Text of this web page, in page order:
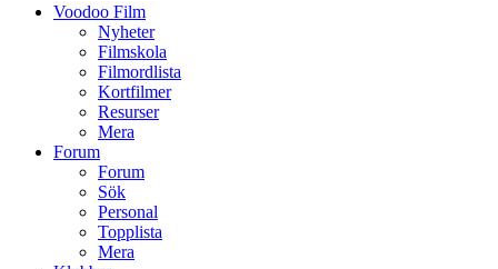
Voodoo Film
Nyheter
Filmskola
Filmordlista
Kortfilmer
Resurser
Mera
Forum
Forum
Sök
Personal
Topplista
Mera